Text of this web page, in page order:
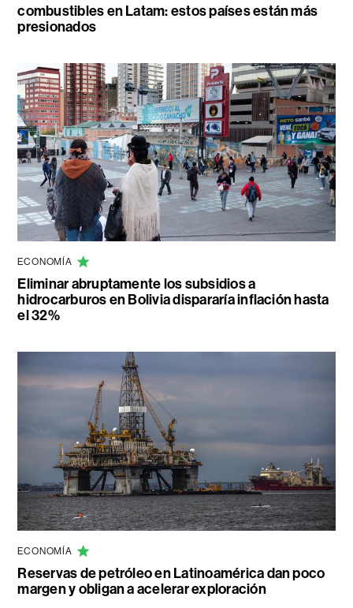
combustibles en Latam: estos países están más
presionados
ECONOMÍA
Eliminar abruptamente los subsidios a
hidrocarburos en Bolivia dispararía inflación hasta
el 32%
ECONOMÍA
Reservas de petróleo en Latinoamérica dan poco
margen y obligan a acelerar exploración